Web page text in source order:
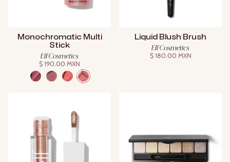
Monochromatic Multi
Stick
Elf Cosmetics
$ 190.00 MXN
Liquid Blush Brush
Elf Cosmetics
$ 180.00 MXN